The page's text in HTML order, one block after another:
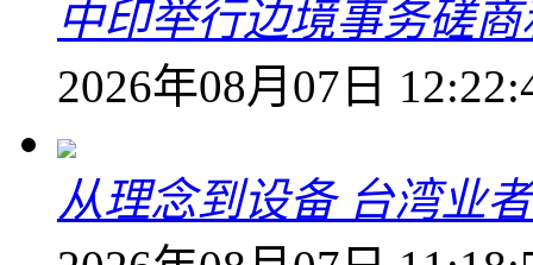
中印举行边境事务磋
2026年08月07日
从理念到设备 台湾业